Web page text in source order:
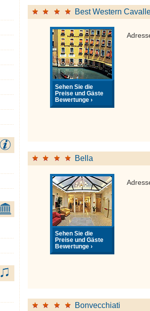
Best Western
Sehen Sie die
Preise und Gäste
Bewertunge ›
Bella
Sehen Sie die
Preise und Gäste
Bewertunge ›
Bonvecchiati